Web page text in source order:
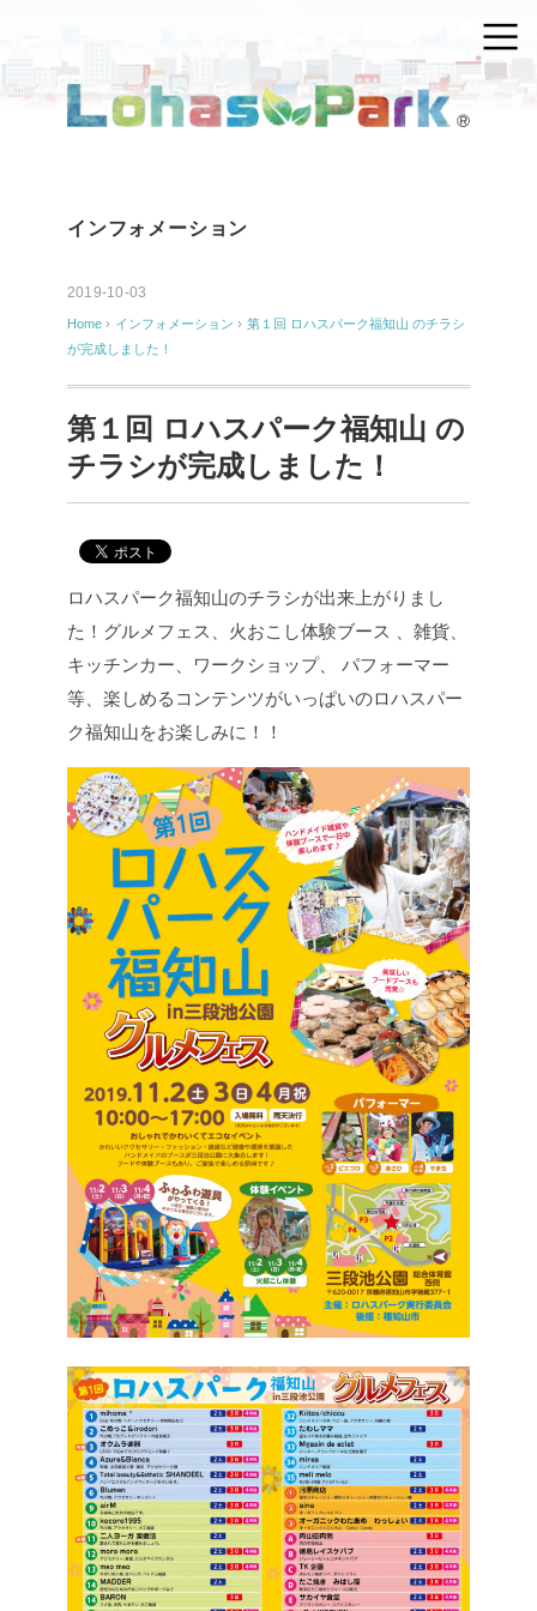
インフォメーション
2019-10-03
Home › インフォメーション › 第１回 ロハスパーク福知山 のチラシ
が完成しました！
第１回 ロハスパーク福知山 の
チラシが完成しました！
ロハスパーク福知山のチラシが出来上がりまし
た！ グルメフェス、火おこし体験ブース 、雑貨、
キッチンカー、ワークショップ、 パフォーマー
等、楽しめるコンテンツがいっぱいのロハスパー
ク福知山をお楽しみに！！